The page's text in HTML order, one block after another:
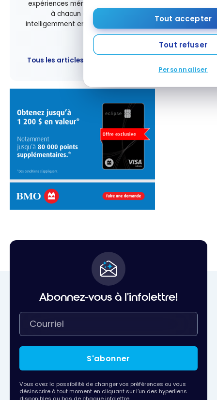
Tout accepter
Tout refuser
Personnaliser
expériences mémorables. Sa mission : permettre
à chacun de voyager mieux et plus
intelligemment en Amérique du Nord et en Europe.
Tous les articles de Jean-Maximilien Voisine
Abonnez-vous à l'infolettre!
S'abonner
Vous avez la possibilité de changer vos préférences ou vous
désinscrire à tout moment en cliquant sur l’un des hyperliens